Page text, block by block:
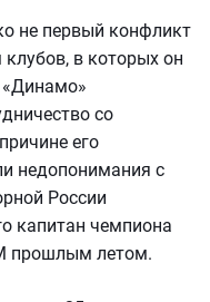
не первый конфликт
в которых он
«Динамо»
со
его
недопонимания с
России
капитан чемпиона
прошлым летом.